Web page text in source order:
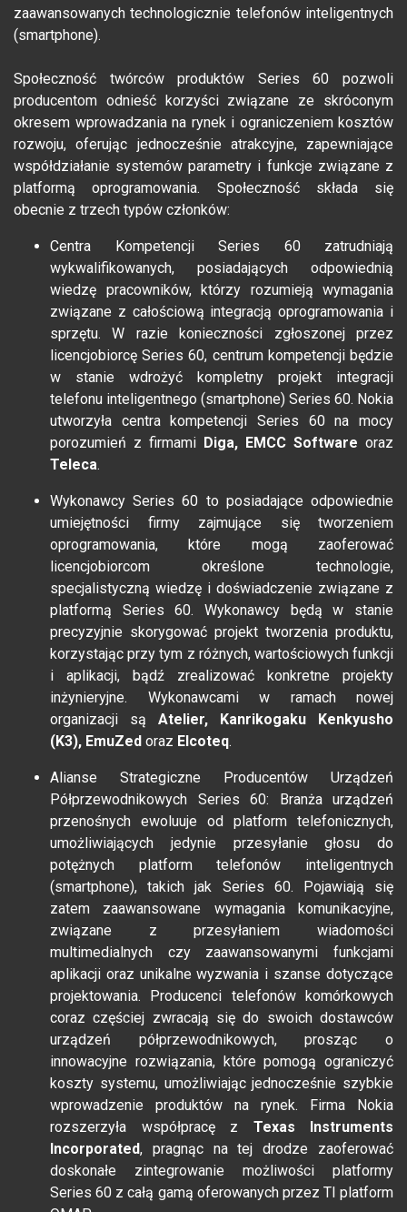
zaawansowanych technologicznie telefonów inteligentnych
(smartphone).
Społeczność twórców produktów Series 60 pozwoli
producentom odnieść korzyści związane ze skróconym
okresem wprowadzania na rynek i ograniczeniem kosztów
rozwoju, oferując jednocześnie atrakcyjne, zapewniające
współdziałanie systemów parametry i funkcje związane z
platformą oprogramowania. Społeczność składa się
obecnie z trzech typów członków:
Centra Kompetencji Series 60 zatrudniają
wykwalifikowanych, posiadających odpowiednią
wiedzę pracowników, którzy rozumieją wymagania
związane z całościową integracją oprogramowania i
sprzętu. W razie konieczności zgłoszonej przez
licencjobiorcę Series 60, centrum kompetencji będzie
w stanie wdrożyć kompletny projekt integracji
telefonu inteligentnego (smartphone) Series 60. Nokia
utworzyła centra kompetencji Series 60 na mocy
porozumień z firmami Diga, EMCC Software oraz
Teleca.
Wykonawcy Series 60 to posiadające odpowiednie
umiejętności firmy zajmujące się tworzeniem
oprogramowania, które mogą zaoferować
licencjobiorcom określone technologie,
specjalistyczną wiedzę i doświadczenie związane z
platformą Series 60. Wykonawcy będą w stanie
precyzyjnie skorygować projekt tworzenia produktu,
korzystając przy tym z różnych, wartościowych funkcji
i aplikacji, bądź zrealizować konkretne projekty
inżynieryjne. Wykonawcami w ramach nowej
organizacji są Atelier, Kanrikogaku Kenkyusho
(K3), EmuZed oraz Elcoteq.
Alianse Strategiczne Producentów Urządzeń
Półprzewodnikowych Series 60: Branża urządzeń
przenośnych ewoluuje od platform telefonicznych,
umożliwiających jedynie przesyłanie głosu do
potężnych platform telefonów inteligentnych
(smartphone), takich jak Series 60. Pojawiają się
zatem zaawansowane wymagania komunikacyjne,
związane z przesyłaniem wiadomości
multimedialnych czy zaawansowanymi funkcjami
aplikacji oraz unikalne wyzwania i szanse dotyczące
projektowania. Producenci telefonów komórkowych
coraz częściej zwracają się do swoich dostawców
urządzeń półprzewodnikowych, prosząc o
innowacyjne rozwiązania, które pomogą ograniczyć
koszty systemu, umożliwiając jednocześnie szybkie
wprowadzenie produktów na rynek. Firma Nokia
rozszerzyła współpracę z Texas Instruments
Incorporated, pragnąc na tej drodze zaoferować
doskonałe zintegrowanie możliwości platformy
Series 60 z całą gamą oferowanych przez TI platform